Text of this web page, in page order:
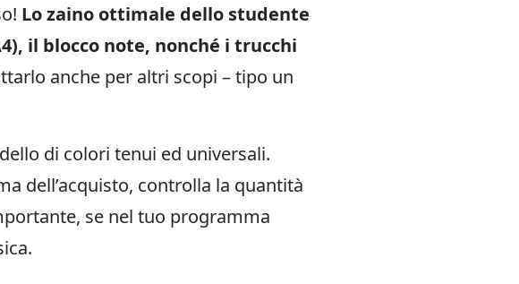
Lo zaino ottimale dello studente
il blocco note, nonché i trucchi
anche per altri scopi – tipo un
di colori tenui ed universali.
dell’acquisto, controlla la quantità
se nel tuo programma